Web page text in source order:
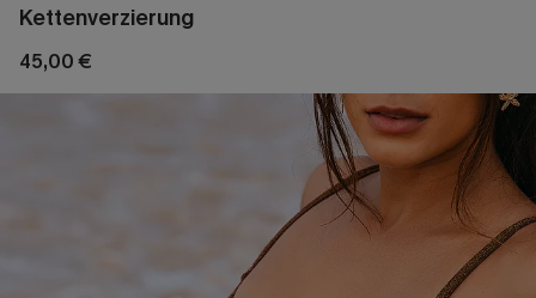
Kettenverzierung
45,00 €